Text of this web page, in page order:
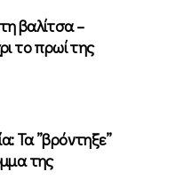
βαλίτσα –
το πρωί της
Τα ”βρόντηξε”
της